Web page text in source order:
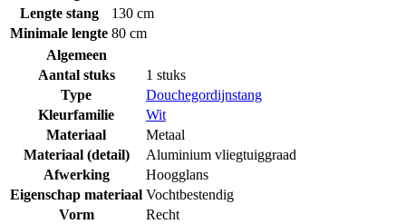
Lengte stang
130 cm
Minimale lengte 80 cm
Algemeen
Aantal stuks
1 stuks
Type
Douchegordijnstang
Kleurfamilie
Wit
Materiaal
Metaal
Materiaal (detail)
Aluminium vliegtuiggraad
Afwerking
Hoogglans
Eigenschap materiaal Vochtbestendig
Vorm
Recht